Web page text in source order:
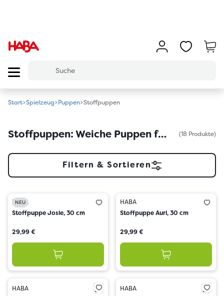
Start Spielzeug Puppen Stoffpuppen
Stoffpuppen: Weiche Puppen für Babys & Kleinkinder (18 Produkte)
Filtern & Sortieren
NEU
HABA
Stoffpuppe Josie, 30 cm
29,99 €
HABA
Stoffpuppe Auri, 30 cm
29,99 €
HABA
HABA